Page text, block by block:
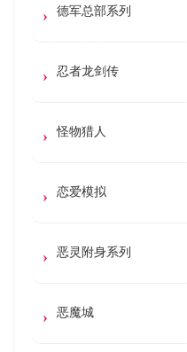
德军总部系列
忍者龙剑传
怪物猎人
恋爱模拟
恶灵附身系列
恶魔城